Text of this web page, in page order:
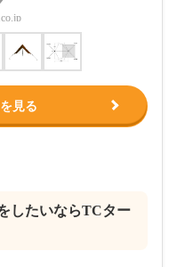
見る
したいならTCター